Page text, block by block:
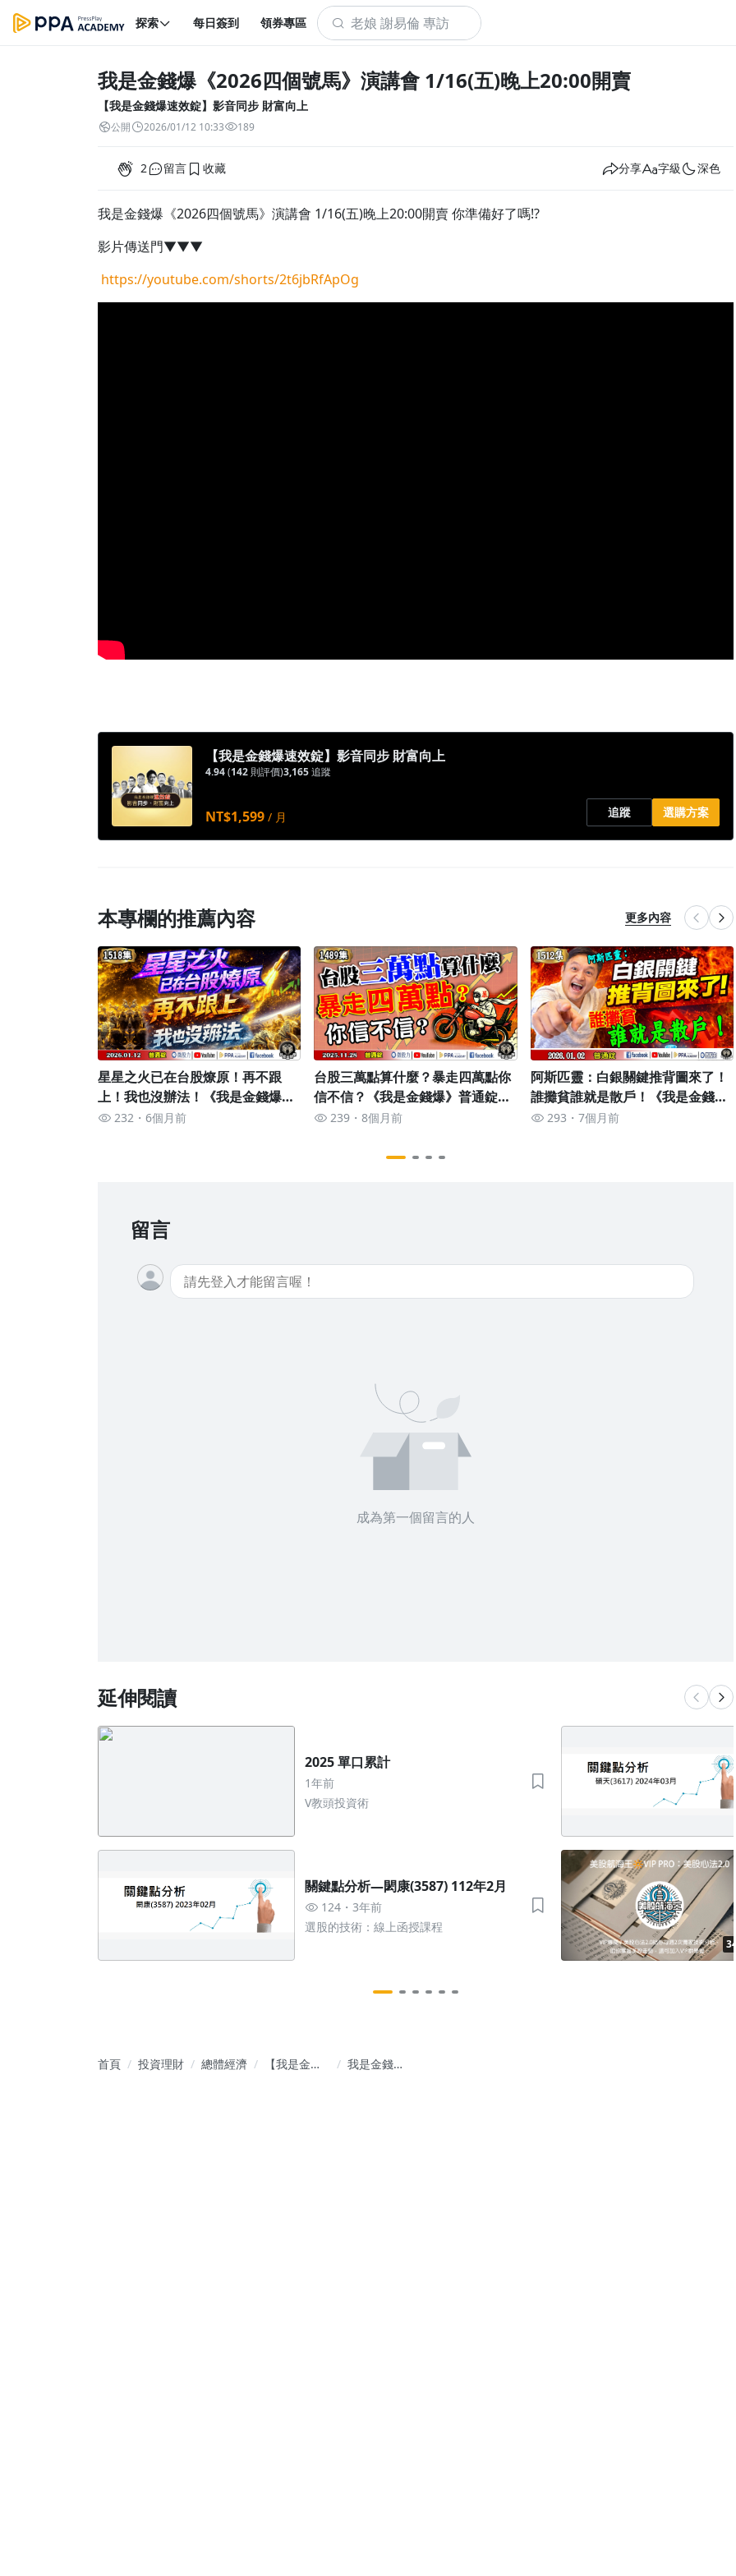
探索 每日簽到 領券專區
我是金錢爆《2026四個號馬》演講會 1/16(五)晚上20:00開賣
【我是金錢爆速效錠】影音同步 財富向上
公開 2026/01/12 10:33 189
2 留言 收藏 分享 字級 深色
我是金錢爆《2026四個號馬》演講會 1/16(五)晚上20:00開賣 你準備好了嗎!?
影片傳送門▼▼▼
https://youtube.com/shorts/2t6jbRfApOg
【我是金錢爆速效錠】影音同步 財富向上
4.94(142 則評價)3,165追蹤
NT$1,599 / 月 追蹤 選購方案
本專欄的推薦內容 更多內容
星星之火已在台股燎原！再不跟
上！我也沒辦法！《我是金錢爆》
普通錠 2026.0112 #大K分析師(曾
232 6個月前
台股三萬點算什麼？暴走四萬點你
信不信？《我是金錢爆》普通錠
2025.1128 #大K分析師(曾煥文) #
父|台股|台幣|回流|外資|三萬點|
239 8個月前
阿斯匹靈：白銀關鍵推背圖來了！
誰攤貧誰就是散戶！《我是金錢
爆》普通錠 2026.0102 #大K分析
293 7個月前
留言
成為第一個留言的人
延伸閱讀
2025 單口累計
1年前
V教頭投資術
關鍵點分析—閎康(3587) 112年2月
124
3年前
選股的技術：線上函授課程
首頁 投資理財 總體經濟
【我是金錢
我是金錢爆